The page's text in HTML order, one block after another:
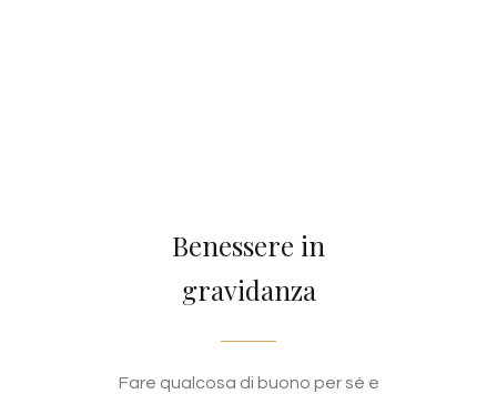
Benessere in
gravidanza
Fare qualcosa di buono per sé e